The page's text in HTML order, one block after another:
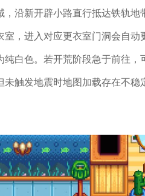
沿新开辟小路直行抵达铁轨地
，进入对应更衣室门洞会自动
白色。若开荒阶段急于前往，
触发地震时地图加载存在不稳